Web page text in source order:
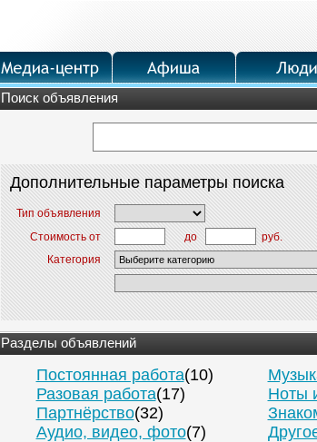
Поиск объявления
Дополнительные параметры поиска
Тип объявления
Стоимость от
до
руб.
Категория
Разделы объявлений
Постоянная работа(10)
Разовая работа(17)
Партнёрство(32)
Аудио, видео, фото(7)
Ноты